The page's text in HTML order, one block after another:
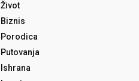
Život
Biznis
Porodica
Putovanja
Ishrana